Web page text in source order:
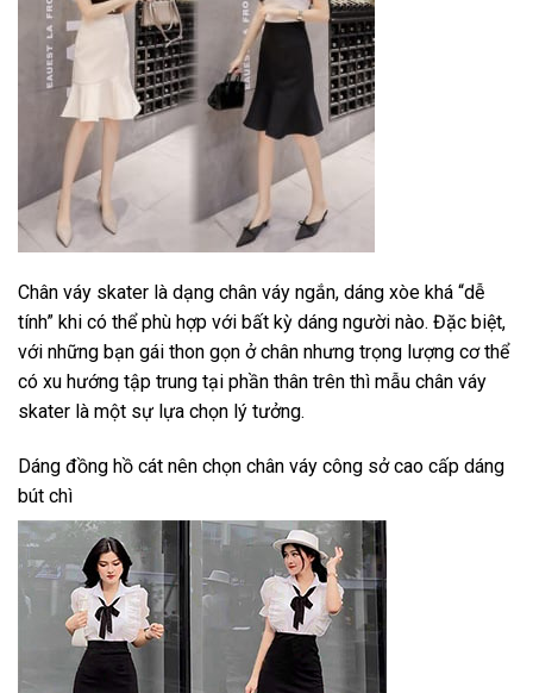
Chân váy skater là dạng chân váy ngắn, dáng xòe khá “dễ
tính” khi có thể phù hợp với bất kỳ dáng người nào. Đặc biệt,
với những bạn gái thon gọn ở chân nhưng trọng lượng cơ thể
có xu hướng tập trung tại phần thân trên thì mẫu chân váy
skater là một sự lựa chọn lý tưởng.
Dáng đồng hồ cát nên chọn chân váy công sở cao cấp dáng
bút chì